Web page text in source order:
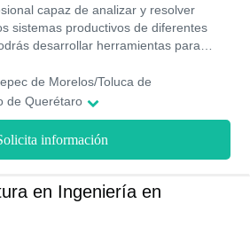
capaz de analizar y resolver
sistemas productivos de diferentes
desarrollar herramientas para
es un privilegio ya que te permitirá
para tu crecimiento
de Morelos/Toluca de
de Querétaro
información
en Ingeniería en